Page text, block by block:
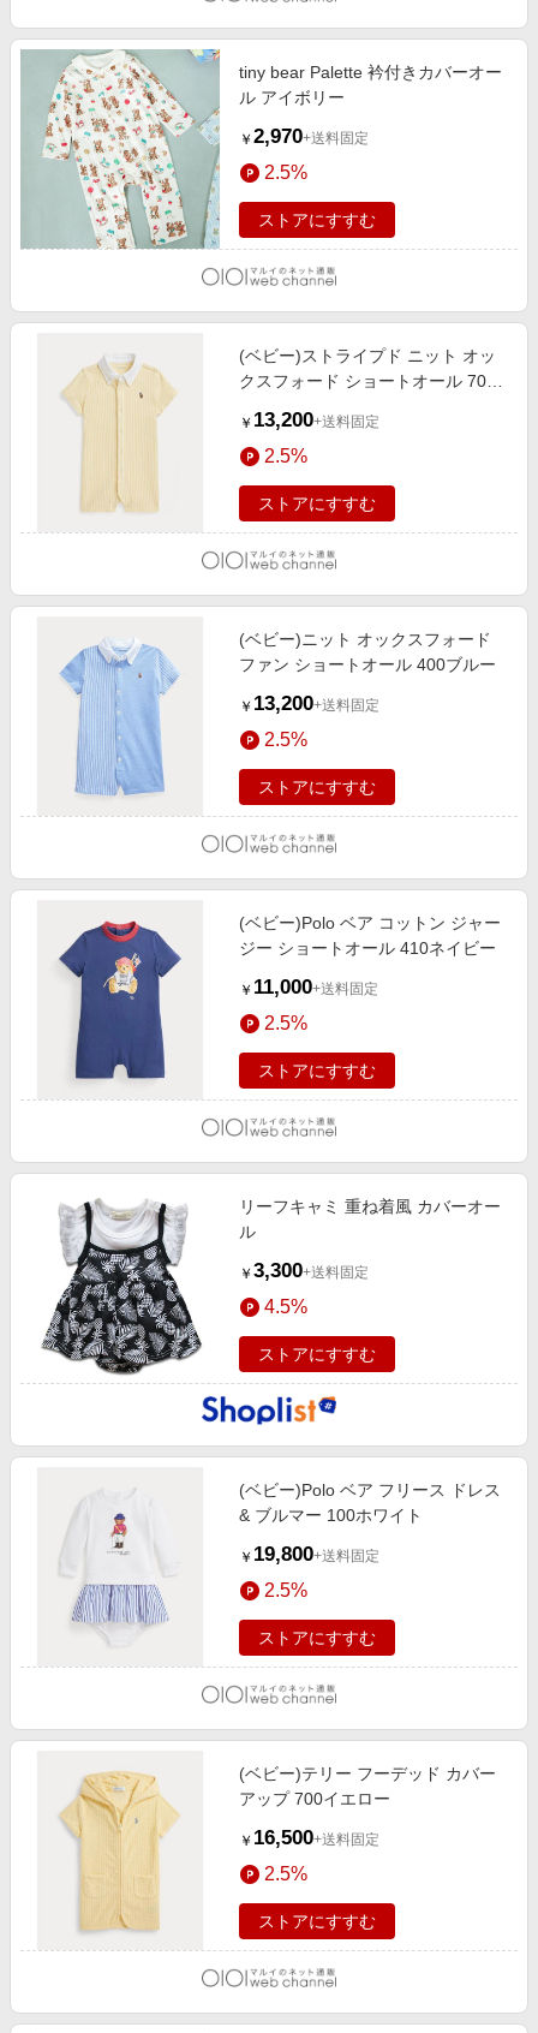
tiny bear Palette 衿付きカバーオー
ル アイボリー
￥ 2,970+送料固定
2.5%
ストアにすすむ
(ベビー)ストライプド ニット オッ
クスフォード ショートオール 700
￥ 13,200+送料固定
2.5%
ストアにすすむ
(ベビー)ニット オックスフォード
ファン ショートオール 400ブルー
￥ 13,200+送料固定
2.5%
ストアにすすむ
(ベビー)Polo ベア コットン ジャー
ジー ショートオール 410ネイビー
￥ 11,000+送料固定
2.5%
ストアにすすむ
リーフキャミ 重ね着風 カバーオー
ル
￥ 3,300+送料固定
4.5%
ストアにすすむ
(ベビー)Polo ベア フリース ドレス
& ブルマー 100ホワイト
￥ 19,800+送料固定
2.5%
ストアにすすむ
(ベビー)テリー フーデッド カバー
アップ 700イエロー
￥ 16,500+送料固定
2.5%
ストアにすすむ